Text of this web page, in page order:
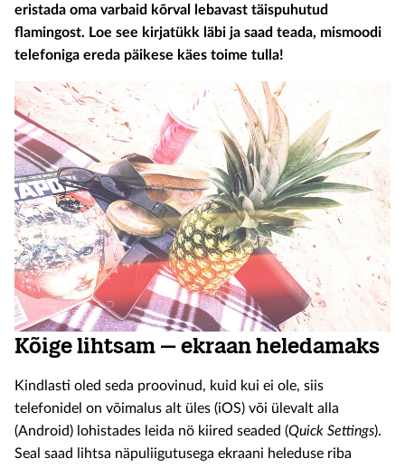
eristada oma varbaid kõrval lebavast täispuhutud
flamingost. Loe see kirjatükk läbi ja saad teada, mismoodi
telefoniga ereda päikese käes toime tulla!
Kõige lihtsam – ekraan heledamaks
Kindlasti oled seda proovinud, kuid kui ei ole, siis
telefonidel on võimalus alt üles (iOS) või ülevalt alla
(Android) lohistades leida nö kiired seaded (Quick Settings).
Seal saad lihtsa näpuliigutusega ekraani heleduse riba